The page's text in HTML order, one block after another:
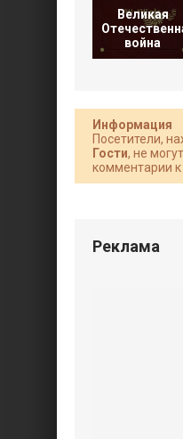
Великая
война
Информация
Посетители,
Гости, не
комментарии к
Реклама